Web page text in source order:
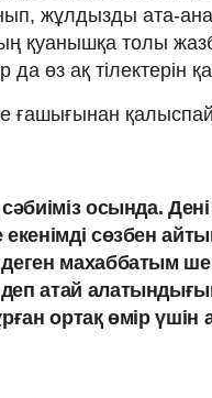
жұлдызды ата-
қуанышқа толы
да өз ақ тілектерін
ғашығынан
сәбиіміз осында.
екенімді сөзбен
махаббатым
атай
ортақ өмір